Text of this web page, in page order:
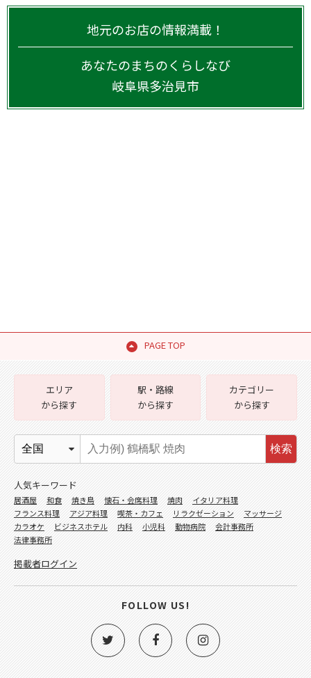
地元のお店の情報満載！
あなたのまちのくらしなび
岐阜県多治見市
PAGE TOP
エリア
から探す
駅・路線
から探す
カテゴリー
から探す
検索
人気キーワード
居酒屋 和食 焼き鳥 懐石・会席料理 焼肉
イタリア料理
フランス料理
アジア料理 喫茶・カフェ リラクゼーション
マッサージ
カラオケ
ビジネスホテル 内科 小児科 動物病院
会計事務所
法律事務所
掲載者ログイン
FOLLOW US!